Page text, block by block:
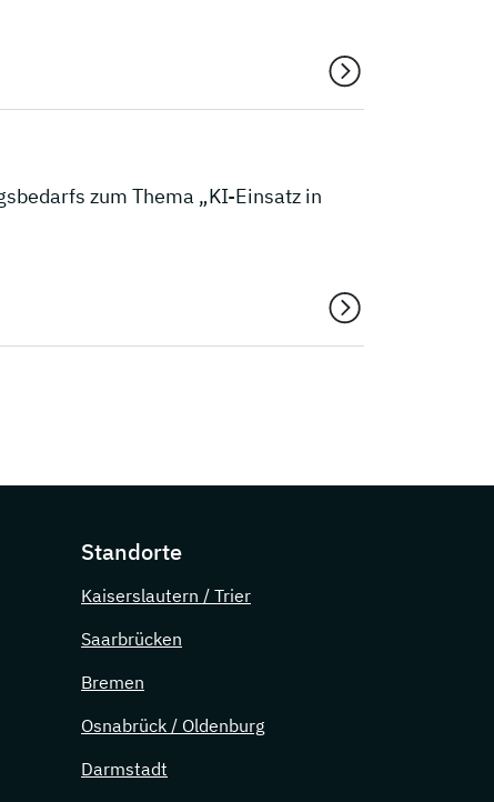
zum Thema „KI-Einsatz in
Standorte
Kaiserslautern / Trier
Saarbrücken
Bremen
Osnabrück / Oldenburg
Darmstadt